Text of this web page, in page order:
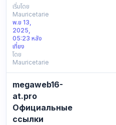
ДОСТУПНЫХ
ССЫЛОК
ДЛЯ
ВХОДА
НА
KRAKЕN:
Официальная
ссылка:
https://kra39ac.cc
Резервное
зеркалo
เริ่มโดย
Mauricetarie
พ.ย 13,
2025,
05:23 หลัง
เที่ยง
โดย
Mauricetarie
megaweb16-
at.pro
Официальные
ссылки